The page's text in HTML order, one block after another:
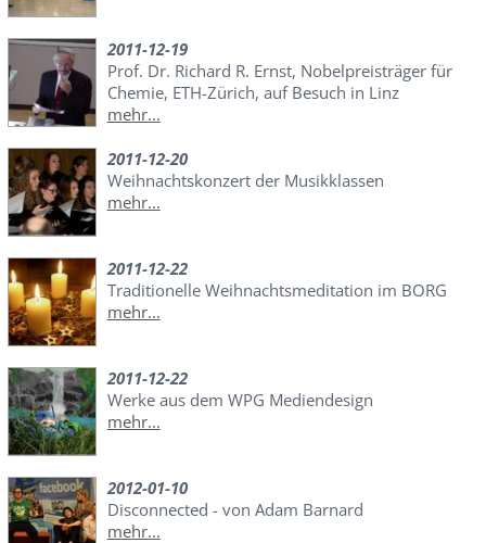
2011-12-19
Prof. Dr. Richard R. Ernst, Nobelpreisträger für
Chemie, ETH-Zürich, auf Besuch in Linz
mehr...
2011-12-20
Weihnachtskonzert der Musikklassen
mehr...
2011-12-22
Traditionelle Weihnachtsmeditation im BORG
mehr...
2011-12-22
Werke aus dem WPG Mediendesign
mehr...
2012-01-10
Disconnected - von Adam Barnard
mehr...